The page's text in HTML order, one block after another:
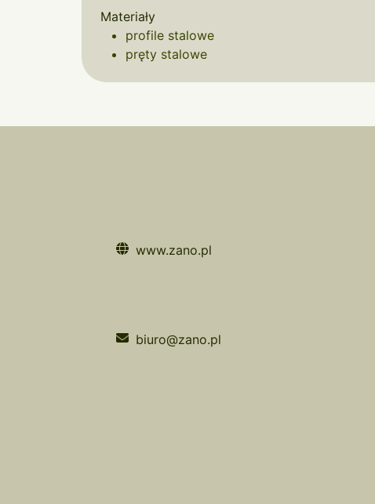
Materiały
profile stalowe
pręty stalowe
www.zano.pl
biuro@zano.pl